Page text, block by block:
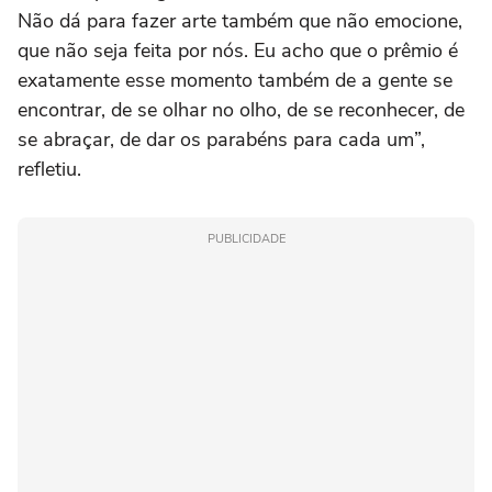
Não dá para fazer arte também que não emocione,
que não seja feita por nós. Eu acho que o prêmio é
exatamente esse momento também de a gente se
encontrar, de se olhar no olho, de se reconhecer, de
se abraçar, de dar os parabéns para cada um”,
refletiu.
PUBLICIDADE